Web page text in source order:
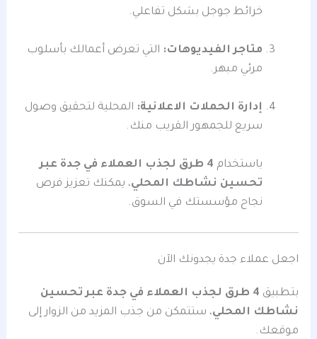
خرائط جوجل بشكل تفاعلي.
متاجر الفيديوهات: التي تعرض أعمالك بأسلوب
مرئي مبهر.
إدارة الحملات الاعلانية: المحلية لتحقيق وصول
سريع للجمهور القريب منك.
باستخدام
4 طرق لجذب العملاء في جدة عبر
تحسين نشاطك المحلي، يمكنك تعزيز فرص
نجاح مؤسستك في السوق.
اجعل عملاء جدة يجدونك الآن
بتطبيق
4 طرق لجذب العملاء في جدة عبر تحسين
نشاطك المحلي، ستتمكن من جذب المزيد من الزوار إلى
موقعك.